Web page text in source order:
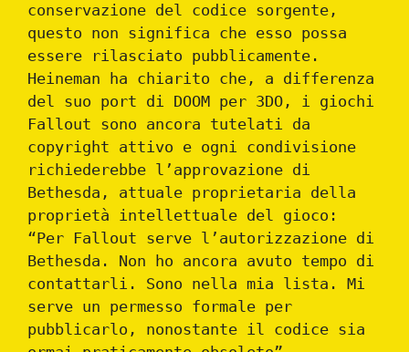
conservazione del codice sorgente,
questo non significa che esso possa
essere rilasciato pubblicamente.
Heineman ha chiarito che, a differenza
del suo port di DOOM per 3DO, i giochi
Fallout sono ancora tutelati da
copyright attivo e ogni condivisione
richiederebbe l’approvazione di
Bethesda, attuale proprietaria della
proprietà intellettuale del gioco:
“Per Fallout serve l’autorizzazione di
Bethesda. Non ho ancora avuto tempo di
contattarli. Sono nella mia lista. Mi
serve un permesso formale per
pubblicarlo, nonostante il codice sia